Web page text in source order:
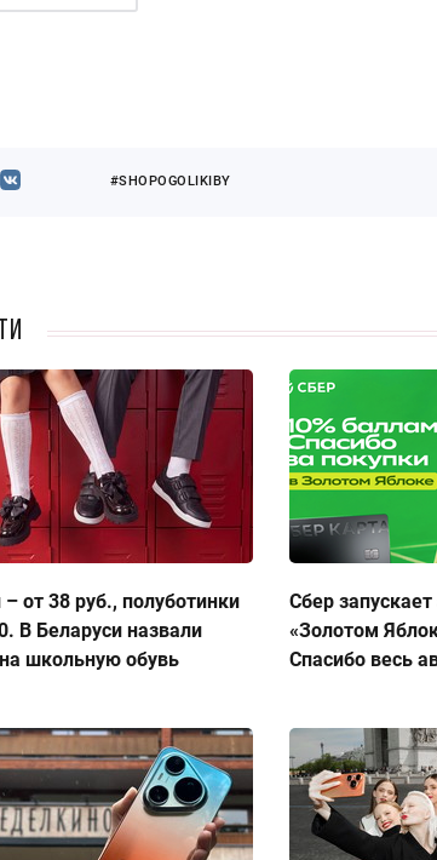
#SHOPOGOLIKIBY
от 38 руб., полуботинки
В Беларуси назвали
школьную обувь
Сбер
«Золотом
Спасибо весь